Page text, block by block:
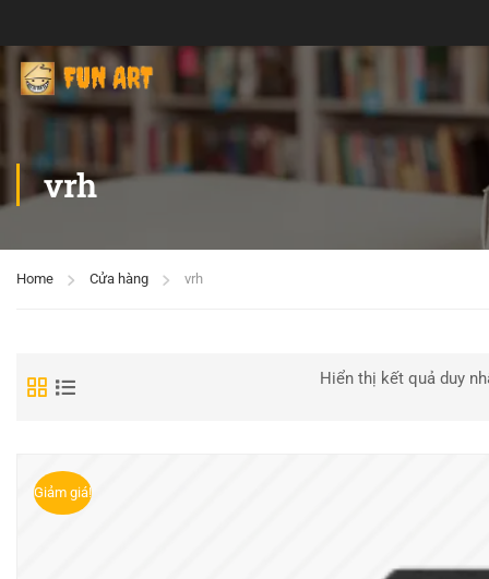
vrh
Home Cửa hàng vrh
Hiển thị kết quả duy
Giảm giá!